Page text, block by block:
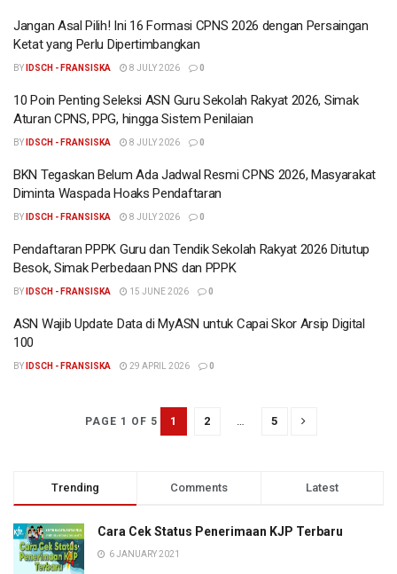
Jangan Asal Pilih! Ini 16 Formasi CPNS 2026 dengan Persaingan
Ketat yang Perlu Dipertimbangkan
BY IDSCH - FRANSISKA 8 JULY 2026 0
10 Poin Penting Seleksi ASN Guru Sekolah Rakyat 2026, Simak
Aturan CPNS, PPG, hingga Sistem Penilaian
BY IDSCH - FRANSISKA 8 JULY 2026 0
BKN Tegaskan Belum Ada Jadwal Resmi CPNS 2026, Masyarakat
Diminta Waspada Hoaks Pendaftaran
BY IDSCH - FRANSISKA 8 JULY 2026 0
Pendaftaran PPPK Guru dan Tendik Sekolah Rakyat 2026 Ditutup
Besok, Simak Perbedaan PNS dan PPPK
BY IDSCH - FRANSISKA 15 JUNE 2026 0
ASN Wajib Update Data di MyASN untuk Capai Skor Arsip Digital
100
BY IDSCH - FRANSISKA 29 APRIL 2026 0
PAGE 1 OF 5 1 2 … 5
Trending Comments Latest
Cara Cek Status Penerimaan KJP Terbaru
6 JANUARY 2021